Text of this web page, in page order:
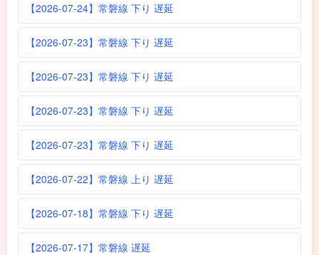
【2026-07-24】常磐線 下り 遅延
【2026-07-23】常磐線 下り 遅延
【2026-07-23】常磐線 下り 遅延
【2026-07-23】常磐線 下り 遅延
【2026-07-23】常磐線 下り 遅延
【2026-07-22】常磐線 上り 遅延
【2026-07-18】常磐線 下り 遅延
【2026-07-17】常磐線 遅延